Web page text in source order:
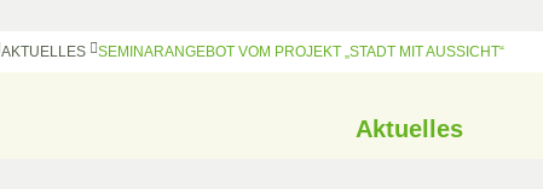
AKTUELLES SEMINARANGEBOT VOM PROJEKT „STADT MIT AUSSICHT“
Aktuelles